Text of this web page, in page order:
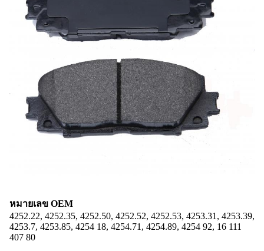
หมายเลข OEM
4252.22, 4252.35, 4252.50, 4252.52, 4252.53, 4253.31, 4253.39,
4253.7, 4253.85, 4254 18, 4254.71, 4254.89, 4254 92, 16 111
407 80